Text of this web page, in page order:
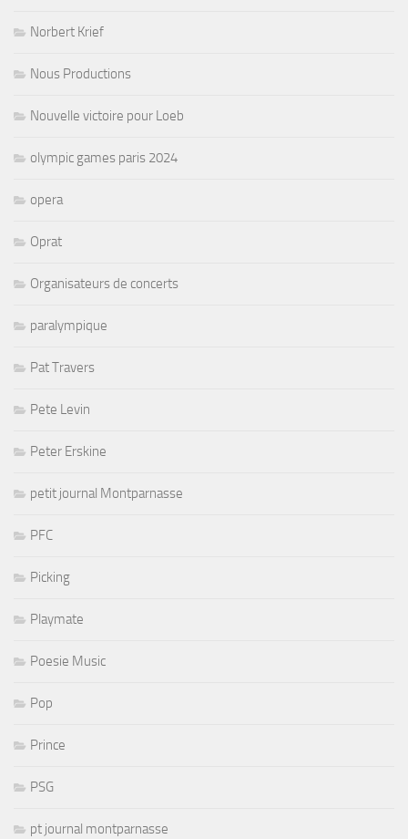
Norbert Krief
Nous Productions
Nouvelle victoire pour Loeb
olympic games paris 2024
opera
Oprat
Organisateurs de concerts
paralympique
Pat Travers
Pete Levin
Peter Erskine
petit journal Montparnasse
PFC
Picking
Playmate
Poesie Music
Pop
Prince
PSG
pt journal montparnasse